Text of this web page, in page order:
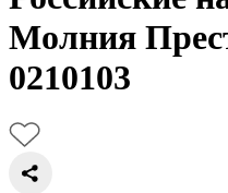
Молния
0210103